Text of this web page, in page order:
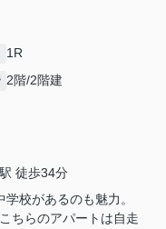
1R
2階/2階建
駅 徒歩34分
校があるのも魅力。
ちらのアパートは自走